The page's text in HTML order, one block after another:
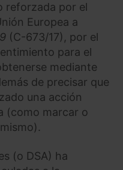
reforzada por el
Europea a
(C-673/17), por el
para el
mediante
de precisar que
una acción
(como marcar o
(o DSA) ha